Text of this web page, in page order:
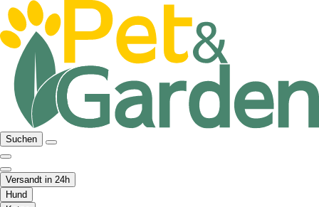
Suchen
Versandt in 24h
Hund